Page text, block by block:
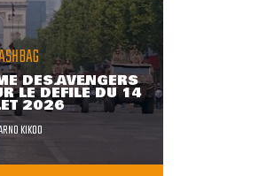
DES AVENGERS
LE DÉFILÉ DU 14
2026
KIKOO